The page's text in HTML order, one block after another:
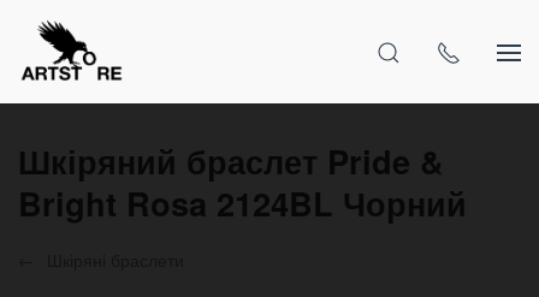
Шкіряний браслет Pride &
Bright Rosa 2124BL Чорний